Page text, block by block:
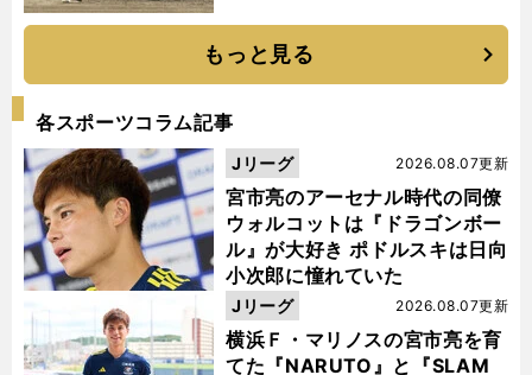
もっと見る
各スポーツコラム記事
宮市亮のアーセナル時代の同僚
ウォルコットは『ドラゴンボー
ル』が大好き ポドルスキは日向
小次郎に憧れていた
2026.08.07更新
Jリーグ
横浜Ｆ・マリノスの宮市亮を育
てた『NARUTO』と『SLAM
2026.08.07更新
Jリーグ